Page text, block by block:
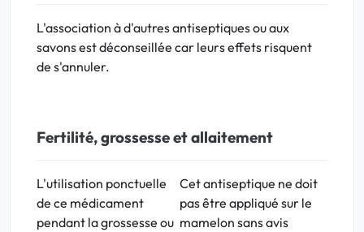
L'association à d'autres antiseptiques ou aux
savons est déconseillée car leurs effets risquent
de s'annuler.
Fertilité, grossesse et allaitement
L'utilisation ponctuelle
de ce médicament
pendant la grossesse ou
Cetantiseptique ne doit
pas être appliqué sur le
mamelon sans avis